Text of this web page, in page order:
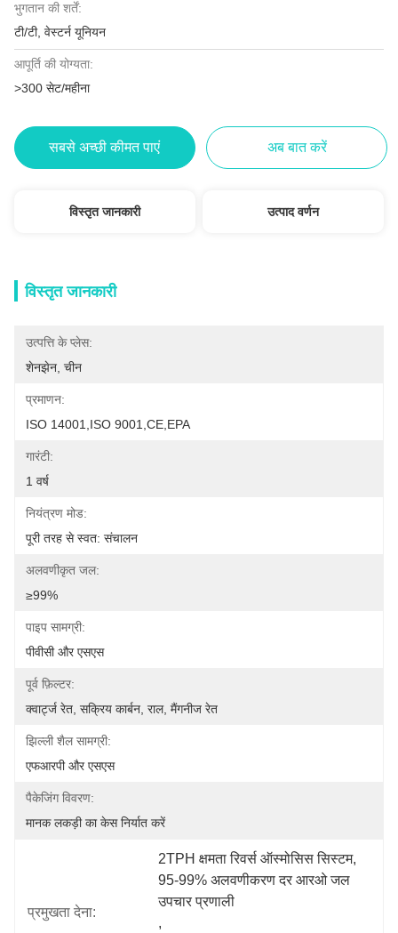
भुगतान की शर्तें:
टी/टी, वेस्टर्न यूनियन
आपूर्ति की योग्यता:
>300 सेट/महीना
सबसे अच्छी कीमत पाएं अब बात करें
विस्तृत जानकारी उत्पाद वर्णन
विस्तृत जानकारी
उत्पत्ति के प्लेस:
शेनझेन, चीन
प्रमाणन:
ISO 14001,ISO 9001,CE,EPA
गारंटी:
1 वर्ष
नियंत्रण मोड:
पूरी तरह से स्वत: संचालन
अलवणीकृत जल:
≥99%
पाइप सामग्री:
पीवीसी और एसएस
पूर्व फ़िल्टर:
क्वार्ट्ज रेत, सक्रिय कार्बन, राल, मैंगनीज रेत
झिल्ली शैल सामग्री:
एफआरपी और एसएस
पैकेजिंग विवरण:
मानक लकड़ी का केस निर्यात करें
प्रमुखता देना:
2TPH क्षमता रिवर्स ऑस्मोसिस सिस्टम,
95-99% अलवणीकरण दर आरओ जल
उपचार प्रणाली
,